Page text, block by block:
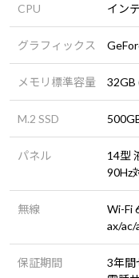
CPU イン
グラフィックス
メモリ標準容量 32GB
M.2 SSD
パネル
14型
90Hz
無線
Wi-Fi
ax/
保証期間
3年間